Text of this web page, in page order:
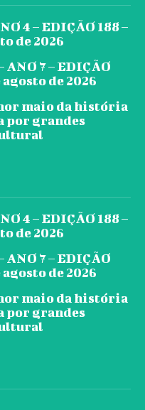
4 – EDIÇÃO 188 –
de 2026
ANO 7 – EDIÇÃO
agosto de 2026
maio da história
por grandes
4 – EDIÇÃO 188 –
de 2026
ANO 7 – EDIÇÃO
agosto de 2026
maio da história
por grandes